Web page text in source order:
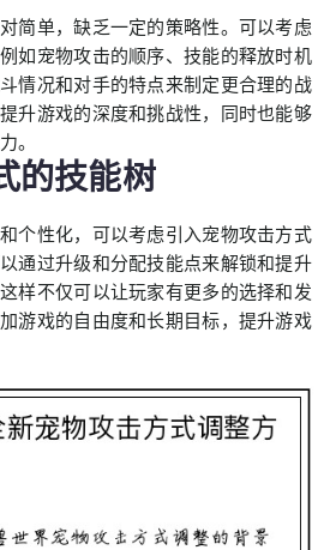
简单，缺乏一定的策略性。可以考虑
如宠物攻击的顺序、技能的释放时机
情况和对手的特点来制定更合理的战
升游戏的深度和挑战性，同时也能够
。
的技能树
个性化，可以考虑引入宠物攻击方式
通过升级和分配技能点来解锁和提升
样不仅可以让玩家有更多的选择和发
游戏的自由度和长期目标，提升游戏